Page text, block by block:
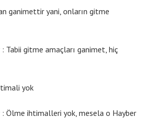
ganimettir yani, onların gitme
: Tabii gitme amaçları ganimet, hiç
yok
: Ölme ihtimalleri yok, mesela o Hayber